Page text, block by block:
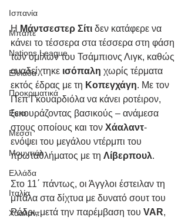
Ισπανία
Μπαπέ
Nations League
Ελλάδα
Προκριματικά
Euro
Μέσσι
Μουντιάλ
Ελλάδα
Ιταλία
Χάαλαντ
Η Μάντσεστερ Σίτι δεν κατάφερε να
κάνει το τέσσερα στα τέσσερα στη φάση
των ομίλων του Τσάμπιονς Λιγκ, καθώς
αναδείχτηκε ισόπαλη χωρίς τέρματα
εκτός έδρας με τη Κοπεγχάγη. Με τον
Πεπ Γκουαρδιόλα να κάνει ροτέιρον,
ξεκουράζοντας βασικούς – ανάμεσα
στους οποίους και τον Χάαλαντ-
ενόψει του μεγάλου ντέρμπι του
πρωταθλήματος με τη Λίβερπουλ.
Στο 11΄ πάντως, οι Άγγλοι έστειλαν τη
μπάλα στα δίχτυα με δυνατό σουτ του
Ρόδρι, μετά την παρέμβαση του VAR,